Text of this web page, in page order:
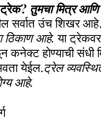
तुमचा मित्र
सर्वात उंच शिखर
ठिकाण आहे. या
कनेक्ट होण्याची
येईल.ट्रेल
आहे.